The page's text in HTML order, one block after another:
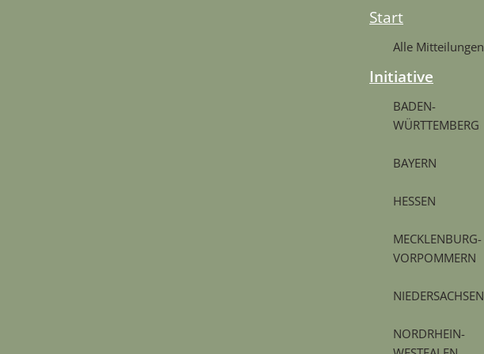
Start
Alle Mitteilungen
Initiative
BADEN-
WÜRTTEMBERG
BAYERN
HESSEN
MECKLENBURG-
VORPOMMERN
NIEDERSACHSEN
NORDRHEIN-